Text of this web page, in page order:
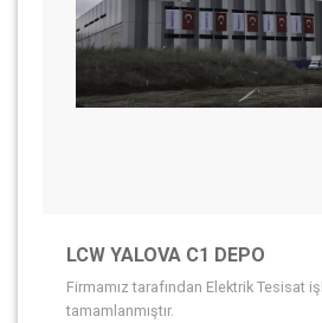
LCW YALOVA C1 DEPO
Firmamız tarafından Elektrik Tesisat
tamamlanmıştır.